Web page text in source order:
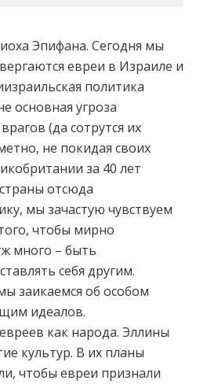
Эпифана. Сегодня мы
евреи в Израиле и
политика
основная угроза
(да сотрутся их
не покидая своих
за 40 лет
отсюда
мы зачастую чувствуем
чтобы мирно
много – быть
себя другим.
заикаемся об особом
идеалов.
как народа. Эллины
культур. В их планы
чтобы евреи признали